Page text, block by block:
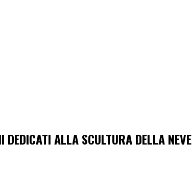
ALLA SCULTURA DELLA NEVE